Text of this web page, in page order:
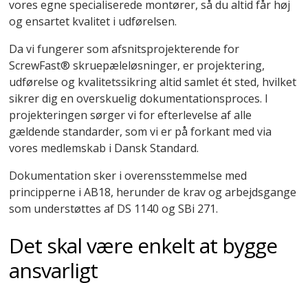
vores egne specialiserede montører, så du altid får høj
og ensartet kvalitet i udførelsen.
Da vi fungerer som afsnitsprojekterende for
ScrewFast® skruepæleløsninger, er projektering,
udførelse og kvalitetssikring altid samlet ét sted, hvilket
sikrer dig en overskuelig dokumentationsproces. I
projekteringen sørger vi for efterlevelse af alle
gældende standarder, som vi er på forkant med via
vores medlemskab i Dansk Standard.
Dokumentation sker i overensstemmelse med
principperne i AB18, herunder de krav og arbejdsgange
som understøttes af DS 1140 og SBi 271.
Det skal være enkelt at bygge
ansvarligt